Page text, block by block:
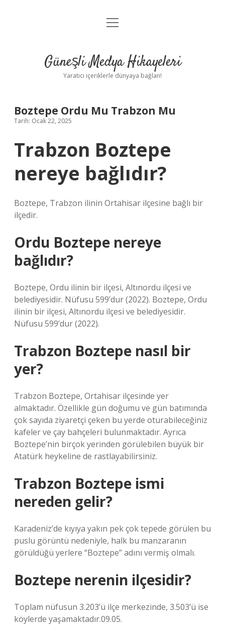
Anasayfa
Yasal Uyarı
menüyü
Güneşli Medya Hikayeleri
Yaratıcı içeriklerle dünyaya bağlan!
Boztepe Ordu Mu Trabzon Mu
Tarih: Ocak 22, 2025
Trabzon Boztepe
nereye bağlıdır?
Boztepe, Trabzon ilinin Ortahisar ilçesine bağlı bir
ilçedir.
Ordu Boztepe nereye
bağlıdır?
Boztepe, Ordu ilinin bir ilçesi, Altınordu ilçesi ve
belediyesidir. Nüfusu 599’dur (2022). Boztepe, Ordu
ilinin bir ilçesi, Altınordu ilçesi ve belediyesidir.
Nüfusu 599’dur (2022).
Trabzon Boztepe nasıl bir
yer?
Trabzon Boztepe, Ortahisar ilçesinde yer
almaktadır. Özellikle gün doğumu ve gün batımında
çok sayıda ziyaretçi çeken bu yerde oturabileceğiniz
kafeler ve çay bahçeleri bulunmaktadır. Ayrıca
Boztepe’nin birçok yerinden görülebilen büyük bir
Atatürk heykeline de rastlayabilirsiniz.
Trabzon Boztepe ismi
nereden gelir?
Karadeniz’de kıyıya yakın pek çok tepede görülen bu
puslu görüntü nedeniyle, halk bu manzaranın
görüldüğü yerlere “Boztepe” adını vermiş olmalı.
Boztepe nerenin ilçesidir?
Toplam nüfusun 3.203’ü ilçe merkezinde, 3.503’ü ise
köylerde yaşamaktadır.09.05.